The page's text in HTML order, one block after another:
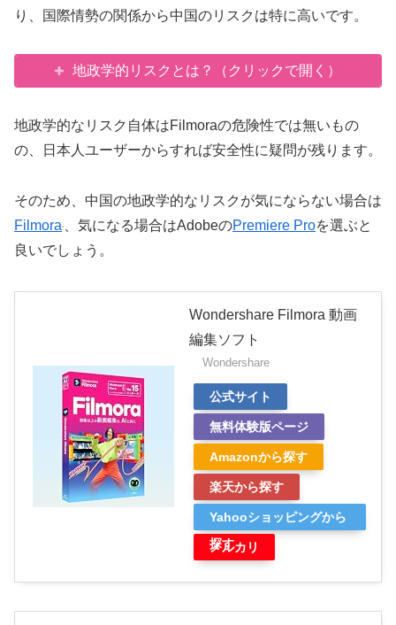
り、国際情勢の関係から中国のリスクは特に高いです。
地政学的リスクとは？（クリックで開く）
地政学的なリスク自体はFilmoraの危険性では無いもの
の、日本人ユーザーからすれば安全性に疑問が残ります。
そのため、中国の地政学的なリスクが気にならない場合は
Filmora
、気になる場合はAdobeのPremiere Proを選ぶと
良いでしょう。
Wondershare Filmora 動画
編集ソフト
Wondershare
公式サイト
無料体験版ページ
Amazonから探す
楽天から探す
Yahooショッピングから
探す
メルカリ